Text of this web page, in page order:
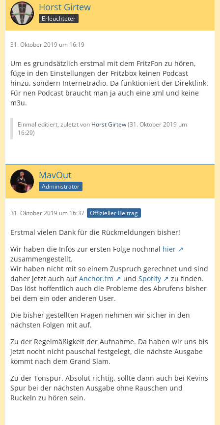
Horst Girtew
Erleuchteter
31. Oktober 2019 um 16:19
Um es grundsätzlich erstmal mit dem FritzFon zu hören,
füge in den Einstellungen der Fritzbox keinen Podcast
hinzu, sondern Internetradio. Da funktioniert der Direktlink.
Für nen Podcast braucht man ja auch eine xml und keine
m3u.
Einmal editiert, zuletzt von Horst Girtew(31. Oktober 2019 um
16:29)
MavOut
Administrator
31. Oktober 2019 um 16:37 Offizieller Beitrag
Erstmal vielen Dank für die Rückmeldungen bisher!
Wir haben die Infos zur ersten Folge nochmal hier
zusammengestellt.
Wir haben nicht mit so einem Zuspruch gerechnet und sind
daher jetzt auch aufAnchor.fm und Spotify
zu finden.
Das löst hoffentlich auch die Probleme des Abrufens bisher
bei dem ein oder anderen User.
Die bisher gestellten Fragen nehmen wir sicher in den
nächsten Folgen mit auf.
Zu der Regelmäßigkeit der Aufnahme. Da haben wir uns bis
jetzt nocht nicht pauschal festgelegt, die nächste Ausgabe
kommt nach dem Grand Slam.
Zu der Tonspur. Absolut richtig, sollte dann auch bei Kevins
Spur bei der nächsten Ausgabe ohne Rauschen und
Ruckeln zu hören sein.